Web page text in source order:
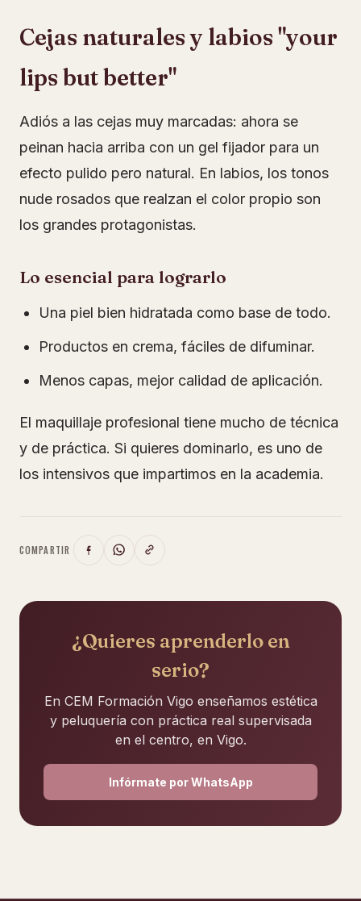
Cejas naturales y labios "your
lips but better"
Adiós a las cejas muy marcadas: ahora se
peinan hacia arriba con un gel fijador para un
efecto pulido pero natural. En labios, los tonos
nude rosados que realzan el color propio son
los grandes protagonistas.
Lo esencial para lograrlo
Una piel bien hidratada como base de todo.
Productos en crema, fáciles de difuminar.
Menos capas, mejor calidad de aplicación.
El maquillaje profesional tiene mucho de técnica
y de práctica. Si quieres dominarlo, es uno de
los intensivos que impartimos en la academia.
COMPARTIR
¿Quieres aprenderlo en
serio?
En CEM Formación Vigo enseñamos estética
y peluquería con práctica real supervisada
en el centro, en Vigo.
Infórmate por WhatsApp